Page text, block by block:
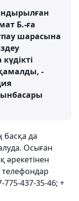
Б.-ға
шарасына
-
басқа да
Осыған
әрекетінен
437-35-46; +